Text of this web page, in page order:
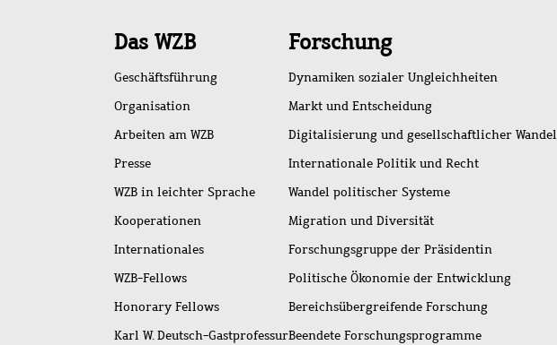
Schnellzugriff
Das WZB
Geschäftsführung
Organisation
Arbeiten am WZB
Presse
WZB in leichter Sprache
Kooperationen
Internationales
WZB-Fellows
Honorary Fellows
Karl W. Deutsch-Gastprofessur
Forschung
Dynamiken sozialer Ungleichheiten
Markt und Entscheidung
Digitalisierung und gesellschaftlicher Wandel
Internationale Politik und Recht
Wandel politischer Systeme
Migration und Diversität
Forschungsgruppe der Präsidentin
Politische Ökonomie der Entwicklung
Bereichsübergreifende Forschung
Beendete Forschungsprogramme